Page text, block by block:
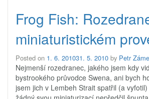
Frog Fish:
miniaturistickém
Posted on 1. 6. 201031. 5. 2010 by Petr
Nejmenší rozedranec, jakého jsem kdy
bystrookého průvodce Swena, ani bych
jsem jich v Lembeh Strait spatřil (a